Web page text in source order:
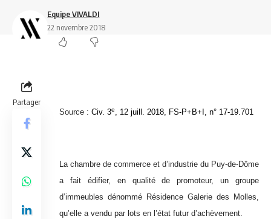
Equipe VIVALDI
22 novembre 2018
Partager
Source : Civ. 3e, 12 juill. 2018, FS-P+B+I, n° 17-19.701
La chambre de commerce et d’industrie du Puy-de-Dôme
a fait édifier, en qualité de promoteur, un groupe
d’immeubles dénommé Résidence Galerie des Molles,
qu’elle a vendu par lots en l’état futur d’achèvement.